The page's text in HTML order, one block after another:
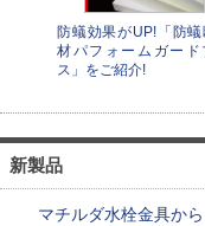
防蟻効果がUP!「防
材パフォームガード
ス」をご紹介!
新製品
マチルダ水栓金具か